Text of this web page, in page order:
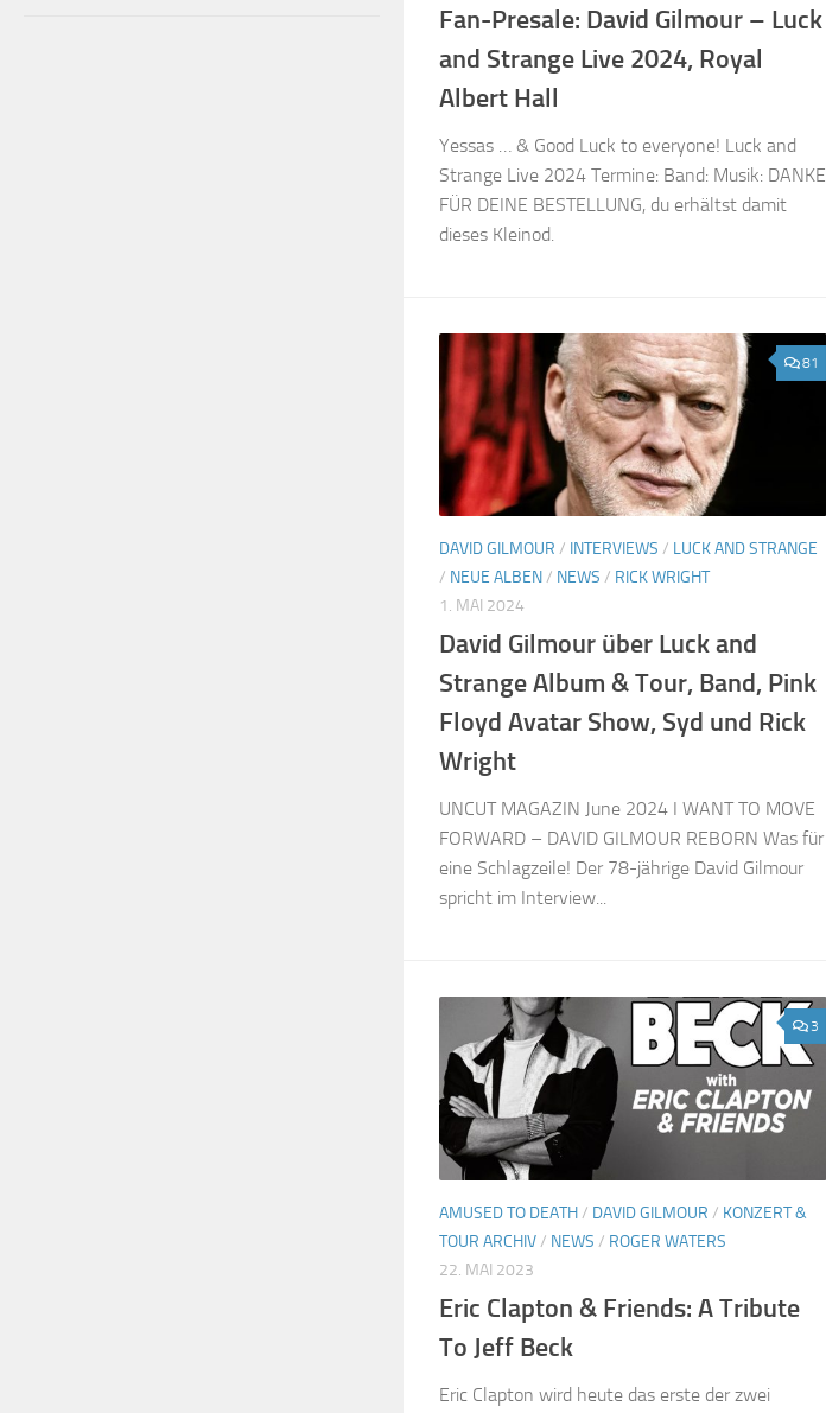
Fan-Presale: David Gilmour – Luck
and Strange Live 2024, Royal
Albert Hall
Yessas … & Good Luck to everyone! Luck and
Strange Live 2024 Termine: Band: Musik: DANKE
FÜR DEINE BESTELLUNG, du erhältst damit
dieses Kleinod.
81
DAVID GILMOUR / INTERVIEWS / LUCK AND STRANGE
/ NEUE ALBEN/ NEWS / RICK WRIGHT
1. MAI 2024
David Gilmour über Luck and
Strange Album & Tour, Band, Pink
Floyd Avatar Show, Syd und Rick
Wright
UNCUT MAGAZIN June 2024 I WANT TO MOVE
FORWARD – DAVID GILMOUR REBORN Was für
eine Schlagzeile! Der 78-jährige David Gilmour
spricht im Interview...
3
AMUSED TO DEATH/ DAVID GILMOUR / KONZERT &
TOUR ARCHIV/ NEWS / ROGER WATERS
22. MAI 2023
Eric Clapton & Friends: A Tribute
To Jeff Beck
Eric Clapton wird heute das erste der zwei